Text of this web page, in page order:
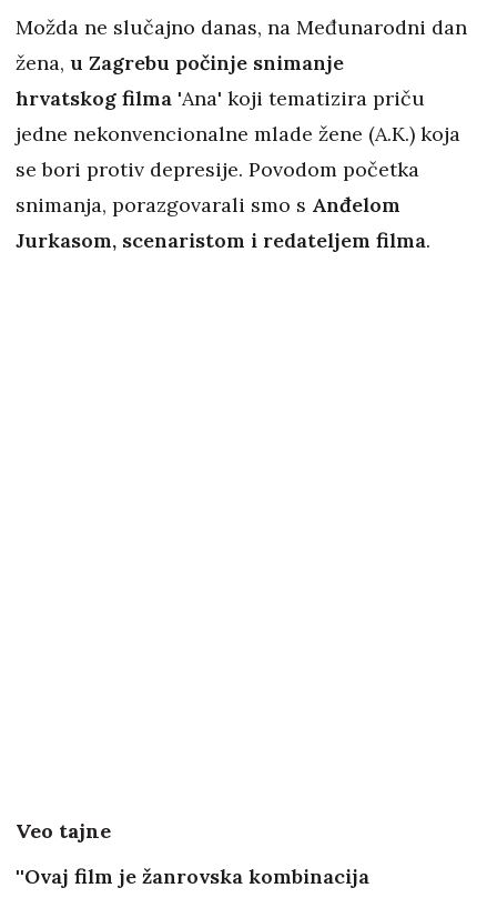
Možda ne slučajno danas, na Međunarodni dan
žena, u Zagrebu počinje snimanje
hrvatskog filma 'Ana' koji tematizira priču
jedne nekonvencionalne mlade žene (A.K.) koja
se bori protiv depresije. Povodom početka
snimanja, porazgovarali smo s Anđelom
Jurkasom, scenaristom i redateljem filma.
Veo tajne
''Ovaj film je žanrovska kombinacija